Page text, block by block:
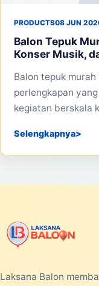
PRODUCTS08 JUN
Balon Tepuk
Konser Musik,
Balon tepuk
perlengkapan
kegiatan berskala
Selengkapnya
Laksana Balon